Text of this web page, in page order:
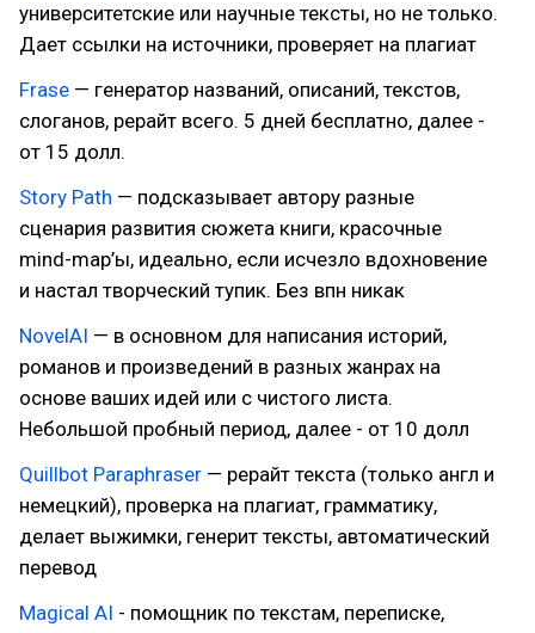
университетские или научные тексты, но не только.
Дает ссылки на источники, проверяет на плагиат
Frase — генератор названий, описаний, текстов,
слоганов, рерайт всего. 5 дней бесплатно, далее -
от 15 долл.
Story Path — подсказывает автору разные
сценария развития сюжета книги, красочные
mind-map’ы, идеально, если исчезло вдохновение
и настал творческий тупик. Без впн никак
NovelAI — в основном для написания историй,
романов и произведений в разных жанрах на
основе ваших идей или с чистого листа.
Небольшой пробный период, далее - от 10 долл
Quillbot Paraphraser — рерайт текста (только англ и
немецкий), проверка на плагиат, грамматику,
делает выжимки, генерит тексты, автоматический
перевод
Magical AI - помощник по текстам, переписке,